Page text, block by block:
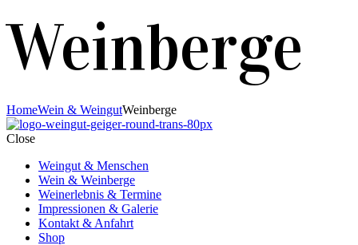
Weinberge
HomeWein & WeingutWeinberge
Close
Weingut & Menschen
Wein & Weinberge
Weinerlebnis & Termine
Impressionen & Galerie
Kontakt & Anfahrt
Shop